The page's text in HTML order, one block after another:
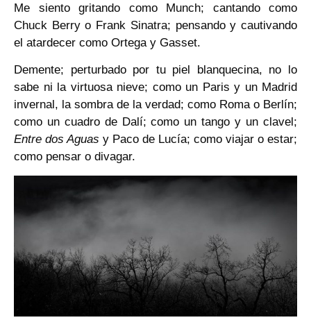
Me siento gritando como Munch; cantando como
Chuck Berry o Frank Sinatra; pensando y cautivando
el atardecer como Ortega y Gasset.
Demente; perturbado por tu piel blanquecina, no lo
sabe ni la virtuosa nieve; como un Paris y un Madrid
invernal, la sombra de la verdad; como Roma o Berlín;
como un cuadro de Dalí; como un tango y un clavel;
Entre dos Aguas y Paco de Lucía; como viajar o estar;
como pensar o divagar.